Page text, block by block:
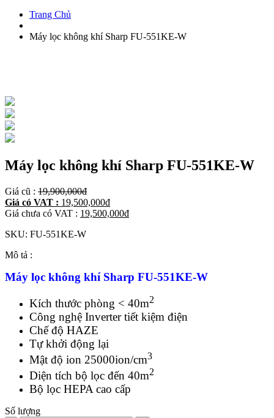
Trang Chủ
Máy lọc không khí Sharp FU-551KE-W
Máy lọc không khí Sharp FU-551KE-W
Giá cũ : 19,900,000đ
Giá có VAT : 19,500,000đ
Giá chưa có VAT : 19,500,000đ
SKU: FU-551KE-W
Mô tả :
Máy lọc không khí Sharp FU-551KE-W
Kích thước phòng < 40m2
Công nghệ Inverter tiết kiệm điện
Chế độ HAZE
Tự khởi động lại
Mật độ ion 25000ion/cm3
Diện tích bộ lọc đến 40m2
Bộ lọc HEPA cao cấp
Số lượng